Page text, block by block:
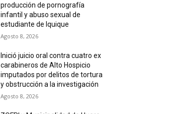
producción de pornografía
infantil y abuso sexual de
estudiante de Iquique
Agosto 8, 2026
Inició juicio oral contra cuatro ex
carabineros de Alto Hospicio
imputados por delitos de tortura
y obstrucción a la investigación
Agosto 8, 2026